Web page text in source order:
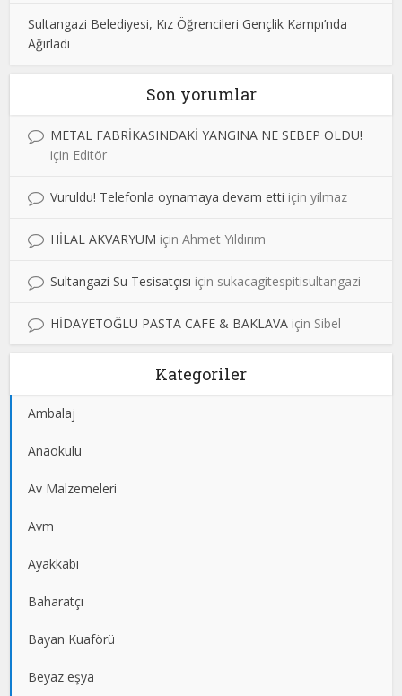
Sultangazi Belediyesi, Kız Öğrencileri Gençlik Kampı’nda
Ağırladı
Son yorumlar
METAL FABRİKASINDAKİ YANGINA NE SEBEP OLDU!
için Editör
Vuruldu! Telefonla oynamaya devam etti içinyilmaz
HİLAL AKVARYUM içinAhmet Yıldırım
Sultangazi Su Tesisatçısı için sukacagitespitisultangazi
HİDAYETOĞLU PASTA CAFE & BAKLAVA için Sibel
Kategoriler
Ambalaj
Anaokulu
Av Malzemeleri
Avm
Ayakkabı
Baharatçı
Bayan Kuaförü
Beyaz eşya